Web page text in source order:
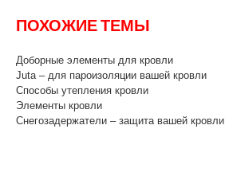
ПОХОЖИЕ ТЕМЫ
Доборные элементы для кровли
Juta – для пароизоляции вашей кровли
Способы утепления кровли
Элементы кровли
Снегозадержатели – защита вашей кровли